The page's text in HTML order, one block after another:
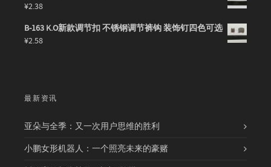
¥2.38
B-163 K.O新款调节扣 不锈钢调节裤钩 装饰钉四色可选
¥2.58
最新资讯
亚朵与全季：又一次用户思维的胜利
小鹏女形机器人：一个照亮未来的豪赌